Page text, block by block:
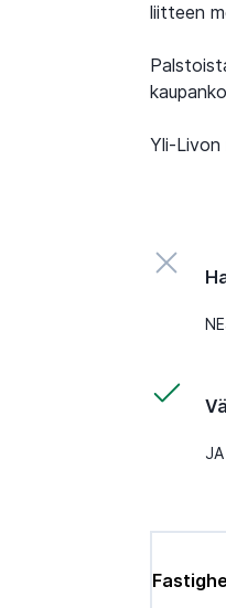
liitteen
Yli-Livon
JA